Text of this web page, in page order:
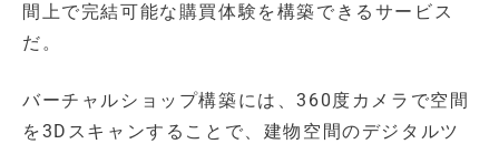
間上で完結可能な購買体験を構築できるサービス
だ。
バーチャルショップ構築には、360度カメラで空間
を3Dスキャンすることで、建物空間のデジタルツ